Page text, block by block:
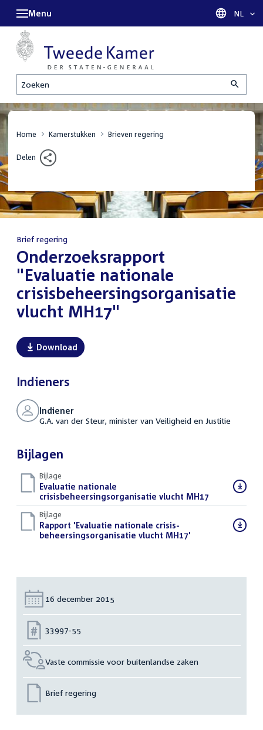
Zoeken
Menu Taal
NL
Home Kamerstukken Brieven regering
Delen
Brief regering
:Onderzoeksrapport
"Evaluatie nationale
crisisbeheersingsorganisatie
vlucht MH17"
Download
Indieners
Indiener
G.A. van der Steur, minister van Veiligheid en Justitie
Bijlagen
Bijlage
Download
bestand:
Evaluatie nationale
crisisbeheersingsorganisatie vlucht MH17
Bijlage
Download
bestand:
Rapport 'Evaluatie nationale crisis-
beheersingsorganisatie vlucht MH17'
Datum:
16 december 2015
Nummer:
33997-55
Vaste commissie voor buitenlandse zaken
Brief regering